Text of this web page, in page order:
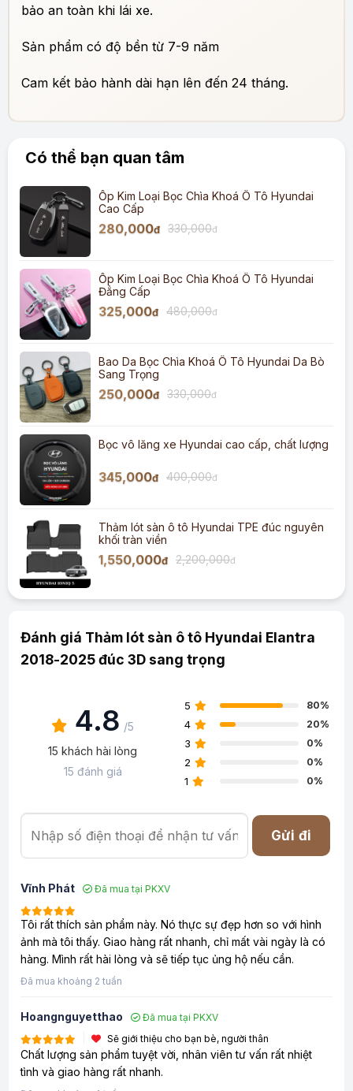
bảo an toàn khi lái xe.
Sản phẩm có độ bền từ 7-9 năm
Cam kết bảo hành dài hạn lên đến 24 tháng.
Có thể bạn quan tâm
Ốp Kim Loại Bọc Chìa Khoá Ô Tô Hyundai
Cao Cấp
280,000đ 330,000đ
Ốp Kim Loại Bọc Chìa Khoá Ô Tô Hyundai
Đẳng Cấp
325,000đ 480,000đ
Bao Da Bọc Chìa Khoá Ô Tô Hyundai Da Bò
Sang Trọng
250,000đ 330,000đ
Bọc vô lăng xe Hyundai cao cấp, chất lượng
345,000đ 400,000đ
Thảm lót sàn ô tô Hyundai TPE đúc nguyên
khối tràn viền
1,550,000đ 2,200,000đ
Đánh giá Thảm lót sàn ô tô Hyundai Elantra
2018-2025 đúc 3D sang trọng
4.8 /5
15 khách hài lòng
15 đánh giá
5 80%
4 20%
3 0%
2 0%
1 0%
Gửi đi
Vĩnh Phát Đã mua tại PKXV
Tôi rất thích sản phẩm này. Nó thực sự đẹp hơn so với hình
ảnh mà tôi thấy. Giao hàng rất nhanh, chỉ mất vài ngày là có
hàng. Mình rất hài lòng và sẽ tiếp tục ủng hộ nếu cần.
Đã mua khoảng 2 tuần
Hoangnguyetthao
Đã mua tại PKXV
Sẽ giới thiệu cho bạn bè, người thân
Chất lượng sản phẩm tuyệt vời, nhân viên tư vấn rất nhiệt
tình và giao hàng rất nhanh.